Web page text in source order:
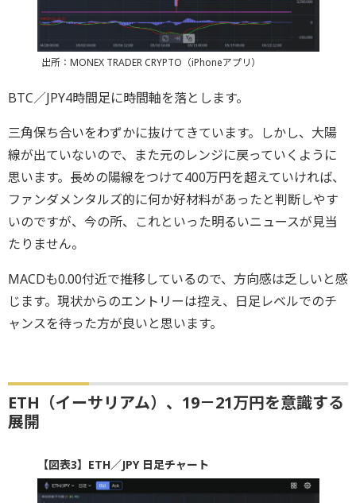
出所：MONEX TRADER CRYPTO（iPhoneアプリ）
BTC／JPY4時間足に時間軸を落とします。
三角保ち合いをわずかに抜けてきています。しかし、大陽
線が出ていないので、また元のレンジに戻っていくように
思います。長めの陽線をつけて400万円を超えていければ、
ファンダメンタルズ的に何か好材料があったと判断しやす
いのですが、今の所、これといった明るいニュースが見当
たりません。
MACDも0.00付近で推移しているので、方向感は乏しいと感
じます。現状からのエントリーは控え、日足レベルでのチ
ャンスを待った方が良いと思います。
ETH（イーサリアム）、19－21万円を意識する
展開
【図表3】ETH／JPY 日足チャート